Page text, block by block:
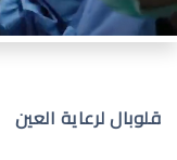
قلوبال لرعاية العين